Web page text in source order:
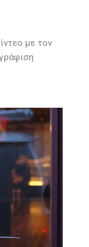
με τον